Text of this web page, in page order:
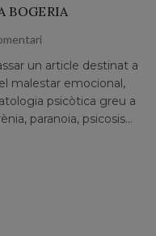
BOGERIA
un article destinat a
malestar emocional,
psicòtica greu a
paranoia, psicosis...